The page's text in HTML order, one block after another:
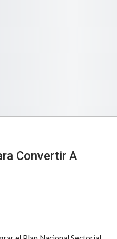
Convertir A